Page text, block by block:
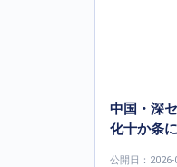
中国・深
化十か条
公開日：2026-